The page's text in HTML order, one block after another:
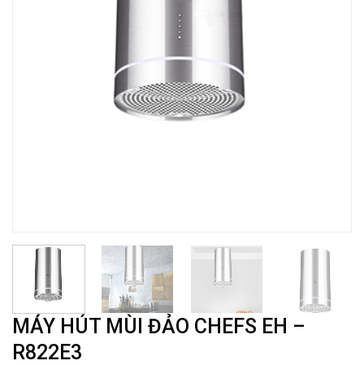
MÁY HÚT MÙI ĐẢO CHEFS EH –
R822E3